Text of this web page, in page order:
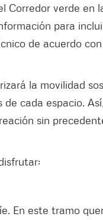
Corredor verde en
para
de acuerdo
la movilidad
cada espacio.
sin
En este tramo